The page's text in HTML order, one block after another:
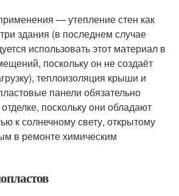
— утепление стен как
здания (в последнем случае
использовать этот материал в
поскольку он не создаёт
теплоизоляция крыши и
панели обязательно
поскольку они обладают
к солнечному свету, открытому
в ремонте химическим